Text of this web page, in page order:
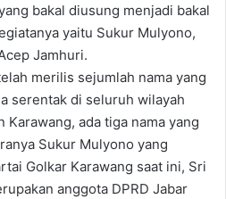
bakal diusung menjadi bakal
yaitu Sukur Mulyono,
Jamhuri.
merilis sejumlah nama yang
serentak di seluruh wilayah
Karawang, ada tiga nama yang
Sukur Mulyono yang
Golkar Karawang saat ini, Sri
anggota DPRD Jabar